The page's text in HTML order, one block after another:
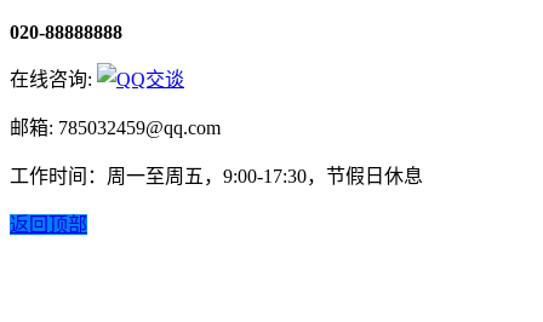
020-88888888
在线咨询:
邮箱: 785032459@qq.com
工作时间：周一至周五，9:00-17:30，节假日休息
返回顶部